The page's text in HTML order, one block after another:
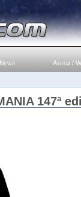
News Ayuda /
147ª